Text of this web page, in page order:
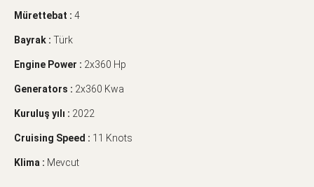
Mürettebat : 4
Bayrak : Türk
Engine Power : 2x360 Hp
Generators : 2x360 Kwa
Kuruluş yılı : 2022
Cruising Speed : 11 Knots
Klima : Mevcut